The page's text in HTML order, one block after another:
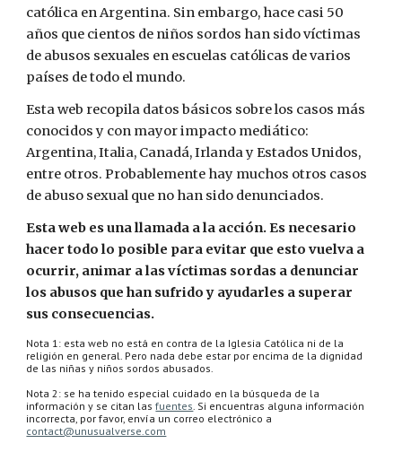
católica en Argentina. Sin embargo, hace casi 50
años que cientos de niños sordos han sido víctimas
de abusos sexuales en escuelas católicas de varios
países de todo el mundo.
Esta web recopila datos básicos sobre los casos más
conocidos y con mayor impacto mediático:
Argentina, Italia, Canadá, Irlanda y Estados Unidos,
entre otros. Probablemente hay muchos otros casos
de abuso sexual que no han sido denunciados.
Esta web es una llamada a la acción. Es necesario
hacer todo lo posible para evitar que esto vuelva a
ocurrir, animar a las víctimas sordas a denunciar
los abusos que han sufrido y ayudarles a superar
sus consecuencias.
Nota 1: esta web no está en contra de la Iglesia Católica ni de la
religión en general. Pero nada debe estar por encima de la dignidad
de las niñas y niños sordos abusados.
Nota 2: se ha tenido especial cuidado en la búsqueda de la
información y se citan las fuentes. Si encuentras alguna información
contact@unusualverse.com